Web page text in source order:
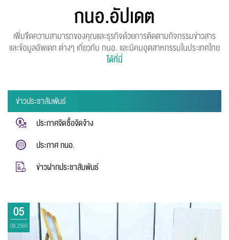
กนอ.อัปเดต
เพิ่มขีดความสามารถของคุณและธุรกิจด้วยการติดตามกิจกรรมข่าวสาร
และข้อมูลอัพเดท ต่างๆ เกี่ยวกับ กนอ. และนิคมอุตสาหกรรมในประเทศไทย
ได้ที่นี่
ข่าวประชาสัมพันธ์
ประกาศจัดซื้อจัดจ้าง
ประกาศ กนอ.
ข่าวฝากประชาสัมพันธ์
05
08.2569